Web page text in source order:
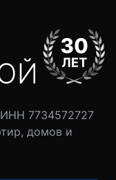
7734572727
домов и